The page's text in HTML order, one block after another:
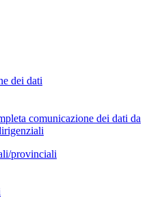
dei dati
comunicazione dei dati da
provinciali